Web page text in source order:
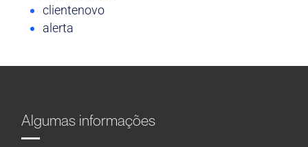
clientenovo
alerta
Algumas informações